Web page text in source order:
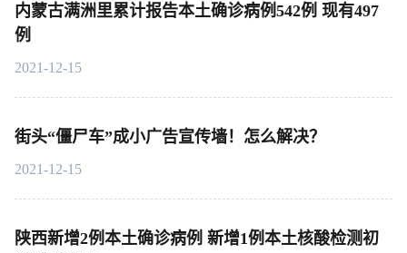
内蒙古满洲里累计报告本土确诊病例542例 现有497
例
2021-12-15
街头“僵尸车”成小广告宣传墙！怎么解决？
2021-12-15
陕西新增2例本土确诊病例 新增1例本土核酸检测初